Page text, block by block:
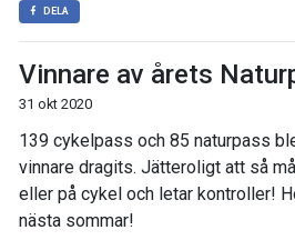
DELA
Vinnare av årets
31 okt 2020
139 cykelpass och 85 naturpass
vinnare dragits. Jätteroligt att så
eller på cykel och letar kontroller!
nästa sommar!